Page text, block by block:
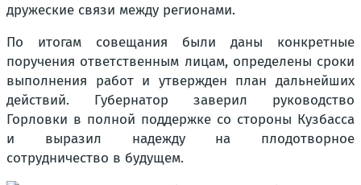
дружеские связи между регионами.
По итогам совещания были даны конкретные
поручения ответственным лицам, определены сроки
выполнения работ и утвержден план дальнейших
действий. Губернатор заверил руководство
Горловки в полной поддержке со стороны Кузбасса
и выразил надежду на плодотворное
сотрудничество в будущем.